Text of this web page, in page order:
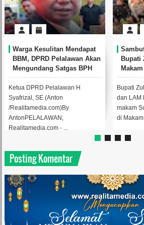
Warga Kesulitan Mendapat
BBM, DPRD Pelalawan Akan
Mengundang Satgas BPH
Migas untuk RDP
Ketua DPRD Pelalawan H
Syafrizal, SE (Anton
/Realitamedia.com)By
AntonPELALAWAN,
Realitamedia.com - ...
Bupati
Bupati
dan LAM
makam
di
Posting Komentar